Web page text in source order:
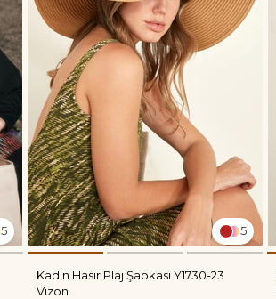
5 5
Kadın Hasır Plaj Şapkası Y1730-23
Vizon